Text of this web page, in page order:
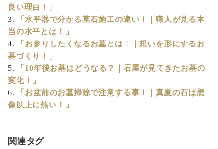
良い理由！」
「水平器で分かる墓石施工の違い！｜職人が見る本
当の水平とは！」
「お参りしたくなるお墓とは！｜想いを形にするお
墓づくり！」
「10年後お墓はどうなる？｜石屋が見てきたお墓の
変化！」
「お盆前のお墓掃除で注意する事！｜真夏の石は想
像以上に熱い！」
関連タグ